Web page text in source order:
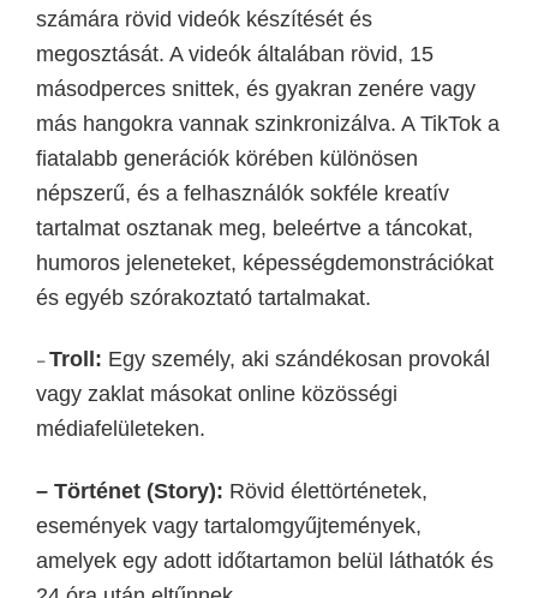
számára rövid videók készítését és
megosztását. A videók általában rövid, 15
másodperces snittek, és gyakran zenére vagy
más hangokra vannak szinkronizálva. A TikTok a
fiatalabb generációk körében különösen
népszerű, és a felhasználók sokféle kreatív
tartalmat osztanak meg, beleértve a táncokat,
humoros jeleneteket, képességdemonstrációkat
és egyéb szórakoztató tartalmakat.
–Troll: Egy személy, aki szándékosan provokál
vagy zaklat másokat online közösségi
médiafelületeken.
– Történet (Story): Rövid élettörténetek,
események vagy tartalomgyűjtemények,
amelyek egy adott időtartamon belül láthatók és